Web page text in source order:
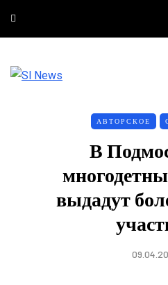
АВТОРСКОЕ
В
выдадут